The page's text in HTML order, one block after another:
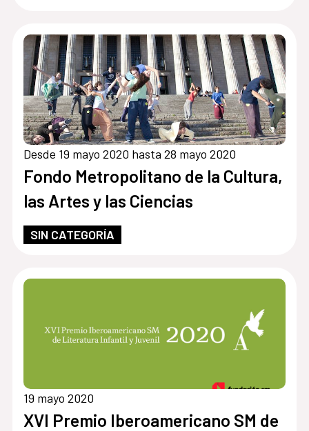
Desde 19 mayo 2020 hasta 28 mayo 2020
Fondo Metropolitano de la Cultura,
las Artes y las Ciencias
SIN CATEGORÍA
19 mayo 2020
XVI Premio Iberoamericano SM de